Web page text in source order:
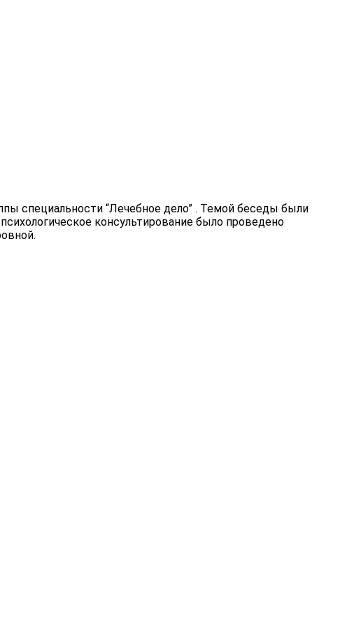
специальности “Лечебное дело” . Темой беседы были
консультирование было проведено